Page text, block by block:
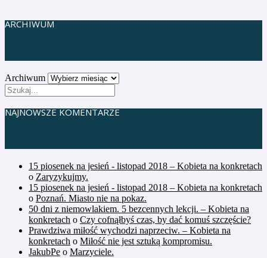
ARCHIWUM
Archiwum
NAJNOWSZE KOMENTARZE
15 piosenek na jesień - listopad 2018 – Kobieta na konkretach
o Zaryzykujmy.
15 piosenek na jesień - listopad 2018 – Kobieta na konkretach
o Poznań. Miasto nie na pokaz.
50 dni z niemowlakiem. 5 bezcennych lekcji. – Kobieta na
konkretach o Czy cofnąłbyś czas, by dać komuś szczęście?
Prawdziwa miłość wychodzi naprzeciw. – Kobieta na
konkretach o Miłość nie jest sztuką kompromisu.
JakubPe o Marzyciele.